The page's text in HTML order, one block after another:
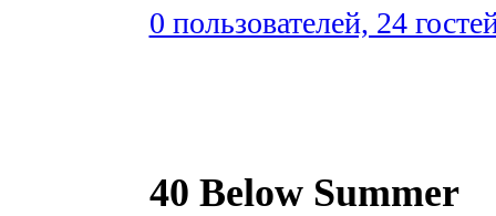
0 пользователей, 24
40 Below Summer